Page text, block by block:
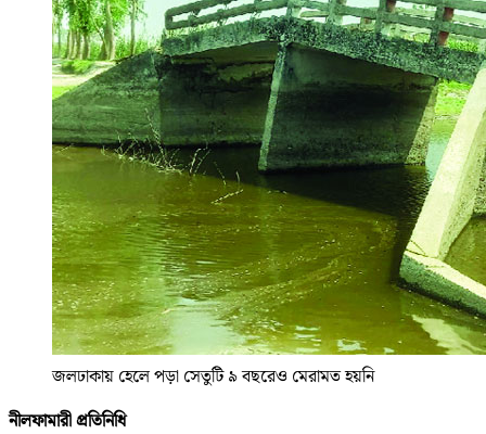
জলঢাকায় হেলে পড়া সেতুটি ৯ বছরেও মেরামত হয়নি
নীলফামারী প্রতিনিধি